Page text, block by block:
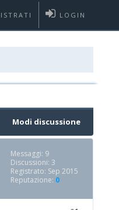
LOGIN
Modi discussione
Messaggi: 9
Discussioni: 3
Registrato: Sep 2015
Reputazione: 0